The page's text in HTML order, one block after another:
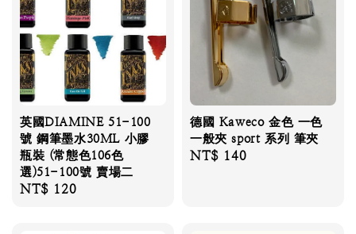
英國DIAMINE 51-100
號 鋼筆墨水30ML 小膠
瓶裝 (常態色106色
選)51-100號 賣場二
Regular
NT$ 120
德國 Kaweco 金色 一色
一般夾 sport 系列 筆夾
Regular
NT$ 140